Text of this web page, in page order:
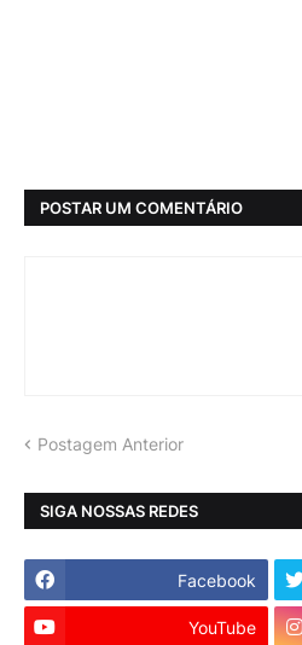
POSTAR UM COMENTÁRIO
Postagem Anterior
SIGA NOSSAS REDES
Facebook
YouTube